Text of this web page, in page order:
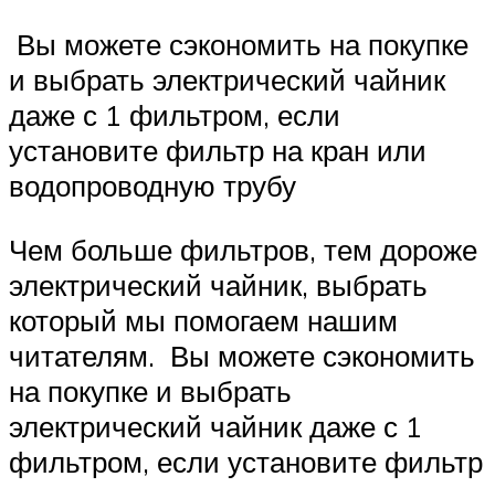
Вы можете сэкономить на покупке
и выбрать электрический чайник
даже с 1 фильтром, если
установите фильтр на кран или
водопроводную трубу
Чем больше фильтров, тем дороже
электрический чайник, выбрать
который мы помогаем нашим
читателям. Вы можете сэкономить
на покупке и выбрать
электрический чайник даже с 1
фильтром, если установите фильтр